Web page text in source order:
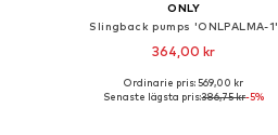
ONLY
Slingback pumps 'ONLPALMA-1'
364,00 kr
Tillgängliga storlekar: 37
Ordinarie pris: 569,00 kr
Senaste lägsta pris:386,75 kr-5%